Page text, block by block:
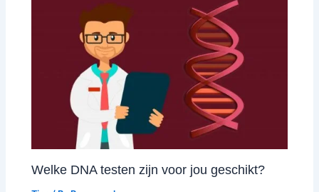
Welke DNA testen zijn voor jou geschikt?